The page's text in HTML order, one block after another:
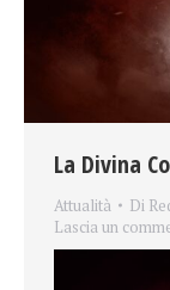
La Divina
Attualità Di
Lascia un